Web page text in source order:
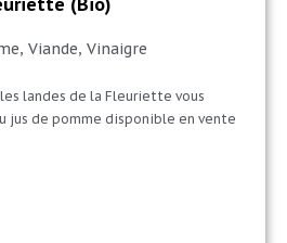
, Viande, Vinaigre
landes de la Fleuriette vous
jus de pomme disponible en vente